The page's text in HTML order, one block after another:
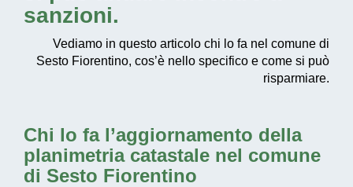
sanzioni.
Vediamo in questo articolo chi lo fa nel comune di
Sesto Fiorentino, cos’è nello specifico e come si può
risparmiare.
Chi lo fa l’aggiornamento della
planimetria catastale nel comune
di Sesto Fiorentino